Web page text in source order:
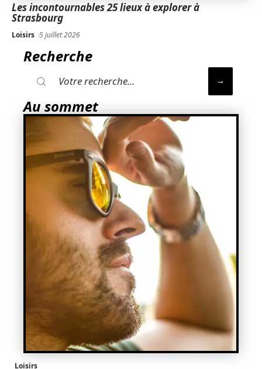
Les incontournables 25 lieux à explorer à
Strasbourg
Loisirs 5 juillet 2026
Recherche
Au sommet
Loisirs